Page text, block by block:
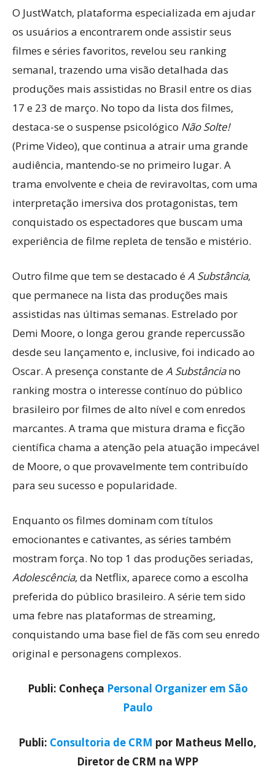
O JustWatch, plataforma especializada em ajudar
os usuários a encontrarem onde assistir seus
filmes e séries favoritos, revelou seu ranking
semanal, trazendo uma visão detalhada das
produções mais assistidas no Brasil entre os dias
17 e 23 de março. No topo da lista dos filmes,
destaca-se o suspense psicológico Não Solte!
(Prime Video), que continua a atrair uma grande
audiência, mantendo-se no primeiro lugar. A
trama envolvente e cheia de reviravoltas, com uma
interpretação imersiva dos protagonistas, tem
conquistado os espectadores que buscam uma
experiência de filme repleta de tensão e mistério.
Outro filme que tem se destacado éA Substância,
que permanece na lista das produções mais
assistidas nas últimas semanas. Estrelado por
Demi Moore, o longa gerou grande repercussão
desde seu lançamento e, inclusive, foi indicado ao
Oscar. A presença constante deA Substânciano
ranking mostra o interesse contínuo do público
brasileiro por filmes de alto nível e com enredos
marcantes. A trama que mistura drama e ficção
científica chama a atenção pela atuação impecável
de Moore, o que provavelmente tem contribuído
para seu sucesso e popularidade.
Enquanto os filmes dominam com títulos
emocionantes e cativantes, as séries também
mostram força. No top 1 das produções seriadas,
Adolescência, da Netflix, aparece como a escolha
preferida do público brasileiro. A série tem sido
uma febre nas plataformas de streaming,
conquistando uma base fiel de fãs com seu enredo
original e personagens complexos.
Publi: Conheça Personal Organizer em São
Paulo
Publi: Consultoria de CRM por Matheus Mello,
Diretor de CRM na WPP